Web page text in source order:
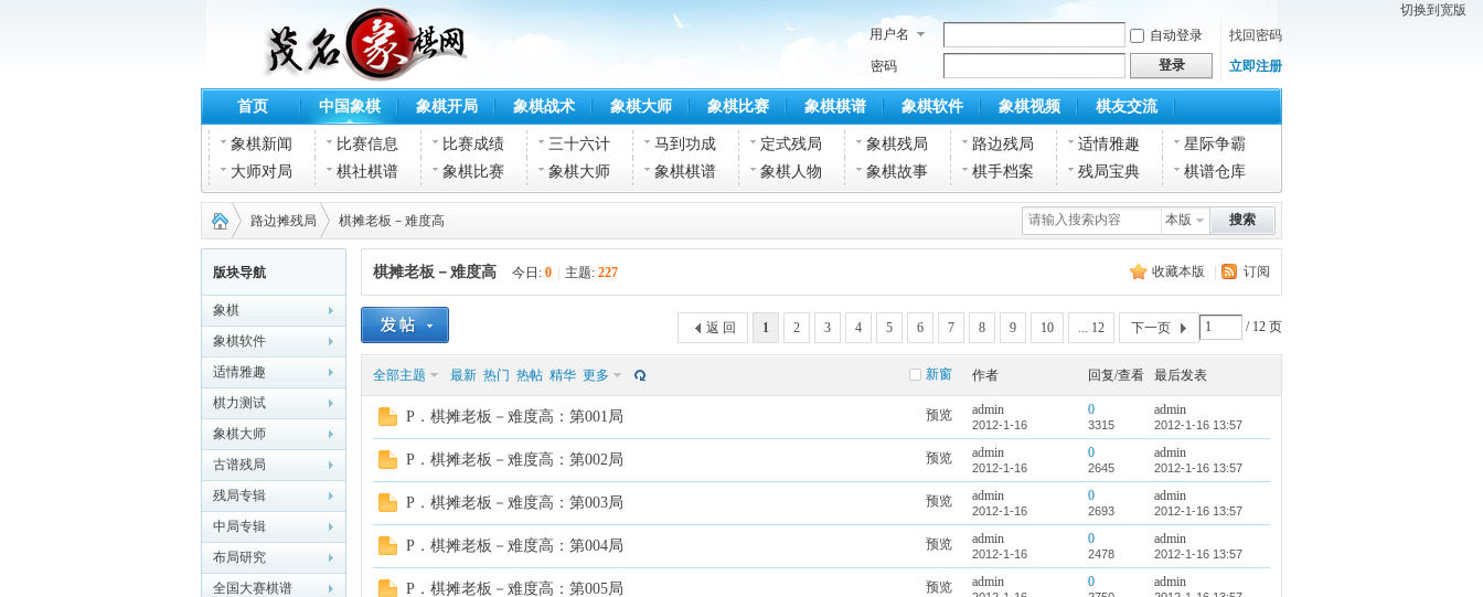
切换到宽版
用户名
自动登录
找回密码
密码
登录 立即注册
首页 中国象棋 象棋开局 象棋战术 象棋大师 象棋比赛 象棋棋谱 象棋软件 象棋视频 棋友交流
象棋新闻 比赛信息 比赛成绩 三十六计 马到功成 定式残局 象棋残局 路边残局 适情雅趣
星际争霸
大师对局
棋社棋谱 象棋比赛 象棋大师 象棋棋谱 象棋人物 象棋故事 棋手档案 残局宝典 棋谱仓库
本版 搜索
茂名
象棋
›
路边摊残局 棋摊老板－难度高
版块导航
象棋
象棋软件
适情雅趣
棋力测试
象棋大师
古谱残局
残局专辑
中局专辑
布局研究
全国大赛棋谱
收藏本版 订阅
棋摊老板－难度高 今日: 0 主题: 227
1 2 3 4 5 6 7 8 9 10 ... 12 / 12 页
下一页
返 回
新窗
全部主题 最新 热门 热帖 精华 更多 作者 回复/查看 最后发表
预览
P．棋摊老板－难度高：第001局 admin
2012-1-16
0
3315
admin
2012-1-16 13:57
预览
P．棋摊老板－难度高：第002局 admin
2012-1-16
0
2645
admin
2012-1-16 13:57
预览
P．棋摊老板－难度高：第003局 admin
2012-1-16
0
2693
admin
2012-1-16 13:57
预览
P．棋摊老板－难度高：第004局 admin
2012-1-16
0
2478
admin
2012-1-16 13:57
预览
P．棋摊老板－难度高：第005局 admin 0 admin